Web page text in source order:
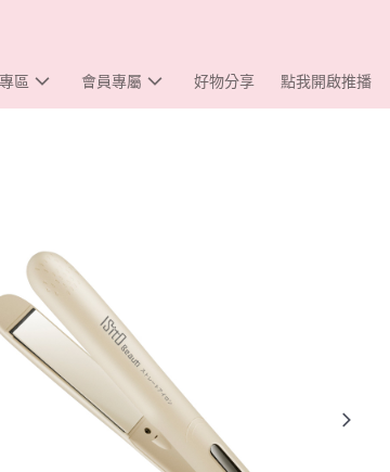
區 會員專屬 好物分享 點我開啟推播